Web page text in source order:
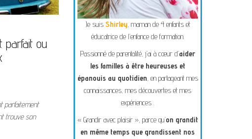
parfait ou
parfaitement
trouve son
Je suis Shirley, maman de 4 enfants et
éducatrice de l’enfance de formation.
Passionné de parentalité, j’ai à cœur d’aider
les familles à être heureuses et
épanouis au quotidien, en partageant mes
connaissances, mes découvertes et mes
expériences .
« Grandir avec plaisir », parce qu’on grandit
en même temps que grandissent nos